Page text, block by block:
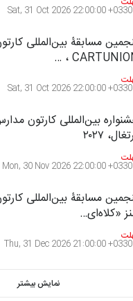
Wed, 7 Oct 2026 22:00:00 +0330
ممتا…
Sat, 10 Oct 2026 22:00:00 +0330
بین‌المللی کارتون آیدین
دوغان، ترکیه،…
Fri, 16 Oct 2026 22:00:00 +0330